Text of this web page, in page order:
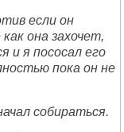
если он
она захочет,
и я пососал его
пока он не
собираться.